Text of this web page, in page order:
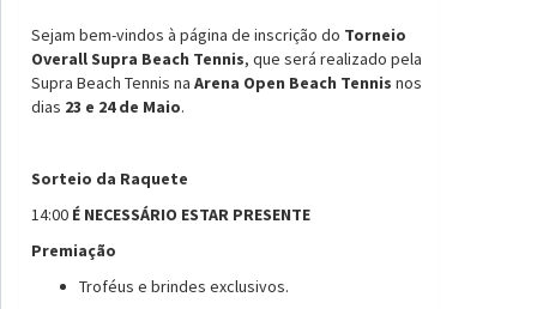
Sejam bem-vindos à página de inscrição do Torneio
Overall Supra Beach Tennis, que será realizado pela
Supra Beach Tennis na Arena Open Beach Tennis nos
dias 23 e 24 de Maio.
Sorteio da Raquete
14:00 É NECESSÁRIO ESTAR PRESENTE
Premiação
Troféus e brindes exclusivos.